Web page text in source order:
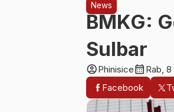
News
BMKG:
Sulbar
account_circlePhinisicecalendar_month Rab, 8
Facebook